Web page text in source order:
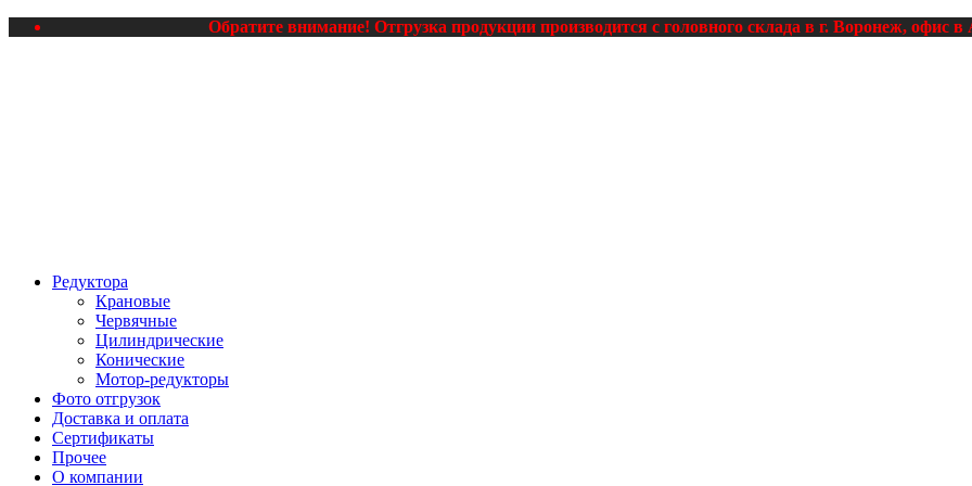
Обратите внимание! Отгрузка продукции производится с головного склада в г. Воронеж, офис в
Редуктора
Крановые
Червячные
Цилиндрические
Конические
Мотор-редукторы
Фото отгрузок
Доставка и оплата
Сертификаты
Прочее
О компании